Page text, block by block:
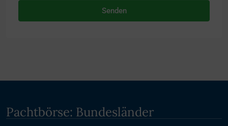
Senden
Pachtbörse: Bundesländer